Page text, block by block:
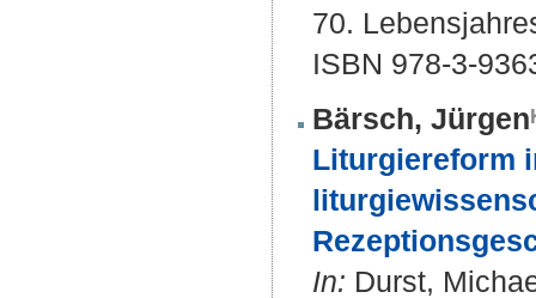
70.
ISBN 978-3-
Bärsch, Jürgen
Liturgiereform
In: Durst,